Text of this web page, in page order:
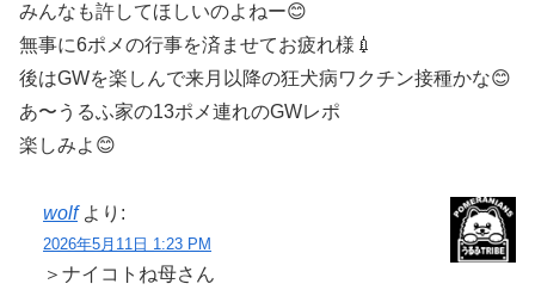
みんなも許してほしいのよねー😊
無事に6ポメの行事を済ませてお疲れ様💉
後はGWを楽しんで来月以降の狂犬病ワクチン接種かな😊
あ〜うるふ家の13ポメ連れのGWレポ
楽しみよ😊
wolf より:
2026年5月11日 1:23 PM
＞ナイコトね母さん